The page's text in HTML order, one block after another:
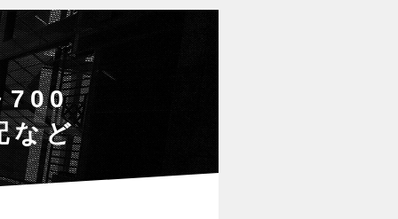
700
など